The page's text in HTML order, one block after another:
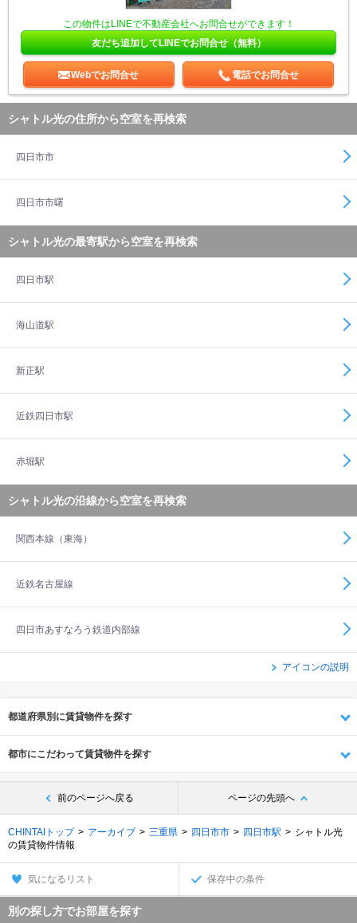
この物件はLINEで不動産会社へお問合せができます！
友だち追加してLINEでお問合せ（無料）
Webでお問合せ 電話でお問合せ
シャトル光の住所から空室を再検索
四日市市
四日市市曙
シャトル光の最寄駅から空室を再検索
四日市駅
海山道駅
新正駅
近鉄四日市駅
赤堀駅
シャトル光の沿線から空室を再検索
関西本線（東海）
近鉄名古屋線
四日市あすなろう鉄道内部線
アイコンの説明
都道府県別に賃貸物件を探す
都市にこだわって賃貸物件を探す
前のページへ戻る ページの先頭へ
CHINTAIトップ アーカイブ 三重県 四日市市 四日市駅
シャトル光
の賃貸物件情報
気になるリスト 保存中の条件
別の探し方でお部屋を探す